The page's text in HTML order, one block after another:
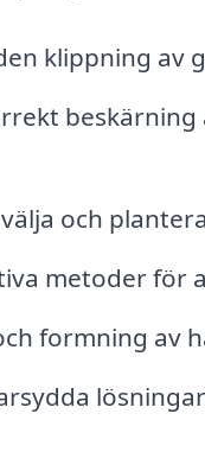
klippning av
och
metoder för
formning av